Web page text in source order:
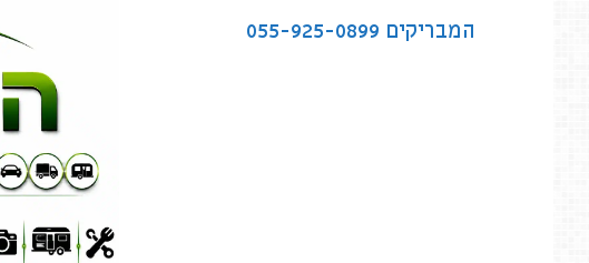
המבריקים 055-925-0899